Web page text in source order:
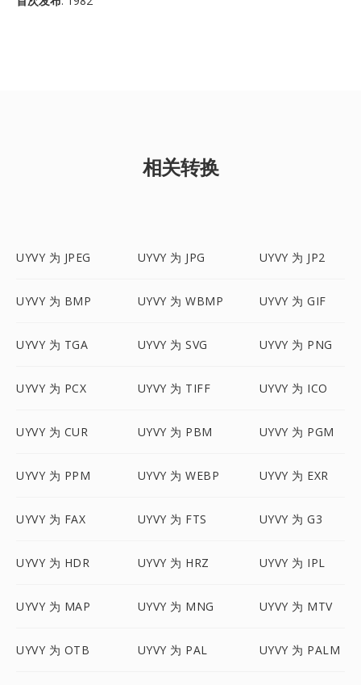
相关转换
UYVY 为 JPEG UYVY 为 JPG UYVY 为 JP2
UYVY 为 BMP UYVY 为 WBMP UYVY 为 GIF
UYVY 为 TGA UYVY 为 SVG UYVY 为 PNG
UYVY 为 PCX UYVY 为 TIFF UYVY 为 ICO
UYVY 为 CUR UYVY 为 PBM UYVY 为 PGM
UYVY 为 PPM UYVY 为 WEBP UYVY 为 EXR
UYVY 为 FAX UYVY 为 FTS UYVY 为 G3
UYVY 为 HDR UYVY 为 HRZ UYVY 为 IPL
UYVY 为 MAP UYVY 为 MNG UYVY 为 MTV
UYVY 为 OTB UYVY 为 PAL UYVY 为 PALM